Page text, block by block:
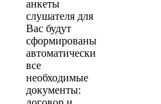
анкеты
слушателя для
Вас будут
сформированы
автоматически
все
необходимые
документы: